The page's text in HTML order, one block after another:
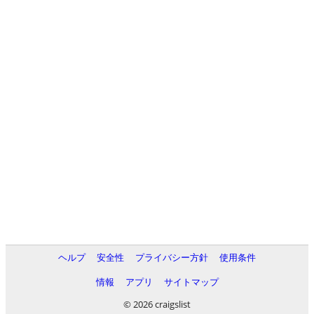
ヘルプ 安全性 プライバシー方針
使用条件
情報
アプリ
サイトマップ
© 2026 craigslist